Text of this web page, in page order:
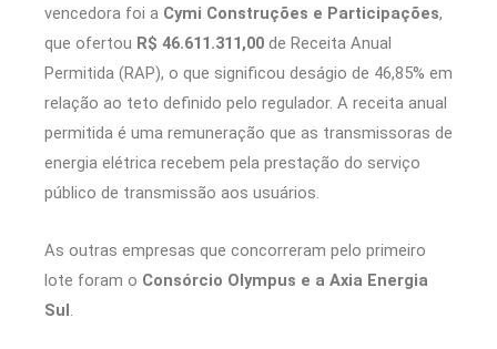
vencedora foi a Cymi Construções e Participações,
que ofertou R$ 46.611.311,00 de Receita Anual
Permitida (RAP), o que significou deságio de 46,85% em
relação ao teto definido pelo regulador. A receita anual
permitida é uma remuneração que as transmissoras de
energia elétrica recebem pela prestação do serviço
público de transmissão aos usuários.
As outras empresas que concorreram pelo primeiro
lote foram o Consórcio Olympus e a Axia Energia
Sul .